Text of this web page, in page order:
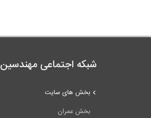
شبکه اجتماعی مهندسین 808
بخش های سایت
بخش عمران